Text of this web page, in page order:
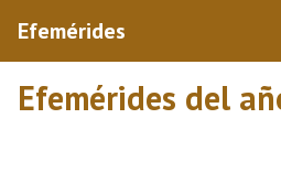
Efemérides
Efemérides del